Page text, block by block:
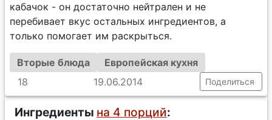
кабачок - он достаточно нейтрален и не
перебивает вкус остальных ингредиентов, а
только помогает им раскрыться.
Вторые блюда
Европейская кухня
18
19.06.2014 Поделиться
Ингредиенты на 4 порций: